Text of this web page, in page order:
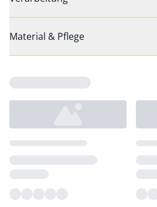
Material & Pflege